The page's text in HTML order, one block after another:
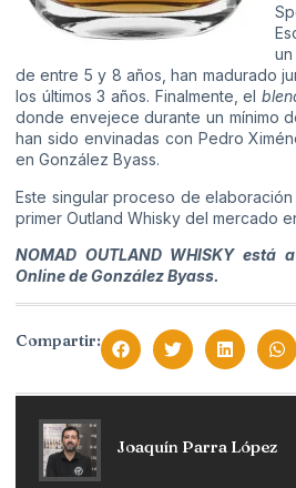
de entre 5 y 8 años, han madurado
los últimos 3 años. Finalmente, el
donde envejece durante un mínimo
han sido envinadas con Pedro
en González Byass.
Este singular proceso de
primer Outland Whisky del mercado
NOMAD OUTLAND WHISKY está a
Online de González Byass.
Compartir:
Joaquín Parra López